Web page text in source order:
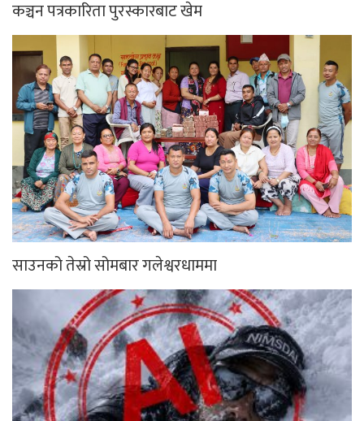
कञ्चन पत्रकारिता पुरस्कारबाट खेम
साउनको तेस्रो सोमबार गलेश्वरधाममा